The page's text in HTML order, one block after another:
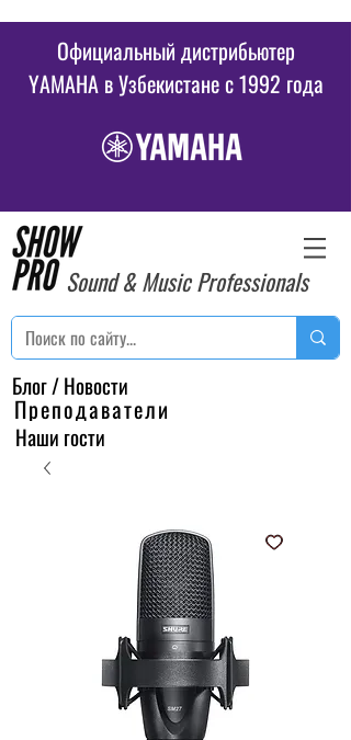
Официальный дистрибьютер
YAMAHA в Узбекистане c 1992 года
Sound & Music Professionals
Блог / Новости
Преподаватели
Наши гости